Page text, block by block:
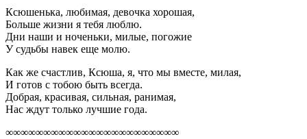
Ксюшенька, любимая, девочка хорошая,
Больше жизни я тебя люблю.
Дни наши и ноченьки, милые, погожие
У судьбы навек еще молю.
Как же счастлив, Ксюша, я, что мы вместе, милая,
И готов с тобою быть всегда.
Добрая, красивая, сильная, ранимая,
Нас ждут только лучшие года.
∞∞∞∞∞∞∞∞∞∞∞∞∞∞∞∞∞∞∞∞∞∞∞